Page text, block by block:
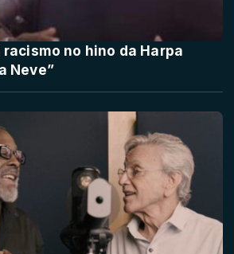
no hino da Harpa
Neve”